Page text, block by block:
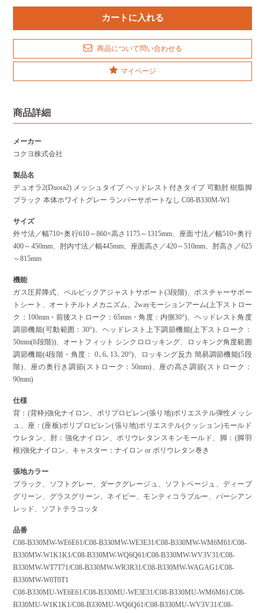
商品について問い合わせる
マイページ
商品詳細
メーカー
コクヨ株式会社
製品名
デュオラ2(Duora2) メッシュタイプ ヘッドレスト付きタイプ 可動肘 樹脂脚
ブラック 本体ホワイトグレー ランバーサポートなし C08-B330M-W1
サイズ
外寸法／幅710×奥行610～860×高さ1175～1315mm、座面寸法／幅510×奥行
400～450mm、肘内寸法／幅445mm、座面高さ／420～510mm、肘高さ／625
～815mm
機能
ガス圧昇降式、ペルビックアジャストサポート(3段階)、ポスチャーサポー
トシート、オートチルトメカニズム、2wayモーションアーム(上下ストロー
ク：100mm・前後ストローク：65mm・角度：内側30°)、ヘッドレスト角度
調節機能(可動範囲：30°)、ヘッドレスト上下調節機能(上下ストローク：
50mm(6段階))、オートフィット シンクロロッキング、ロッキング角度範囲
調節機能(4段階・角度： 0､6､13､20°)、ロッキング反力 簡易調節機能(5段
階)、座の奥行き調節(ストローク：50mm)、座の高さ調節(ストローク：
90mm)
仕様
背：(背枠)強化ナイロン、ポリプロピレン(張り地)ポリエステル弾性メッシ
ュ、座：(座板)ポリプロピレン(張り地)ポリエステル(クッション)モールド
ウレタン、肘：強化ナイロン、ポリウレタンスキンモールド、脚：(脚羽
根)強化ナイロン、キャスター：ナイロン or ポリウレタン巻き
張地カラー
ブラック、ソフトグレー、ダークグレージュ、ソフトベージュ、ディープ
グリーン、グラスグリーン、ネイビー、モンティコラブルー、パーシアン
レッド、ソフトテラコッタ
品番
C08-B330MW-WE6E61/C08-B330MW-WE3E31/C08-B330MW-WM6M61/C08-
B330MW-W1K1K1/C08-B330MW-WQ6Q61/C08-B330MW-WV3V31/C08-
B330MW-WT7T71/C08-B330MW-WR3R31/C08-B330MW-WAGAG1/C08-
B330MW-W0T0T1
C08-B330MU-WE6E61/C08-B330MU-WE3E31/C08-B330MU-WM6M61/C08-
B330MU-W1K1K1/C08-B330MU-WQ6Q61/C08-B330MU-WV3V31/C08-